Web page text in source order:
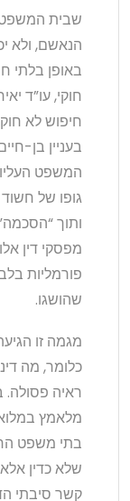
שבית
הנאשם, ולא
באופן בלתי
חוקי, עו”ד
חיפוש לא
המשפט
גופו של
ותוך
מפסקי דין
פורמליות
שהושגו.
מגמה זו
כלומר, מה
ראיה
מלאמץ
בתי משפט
שלא כדין
קשר סיבתי